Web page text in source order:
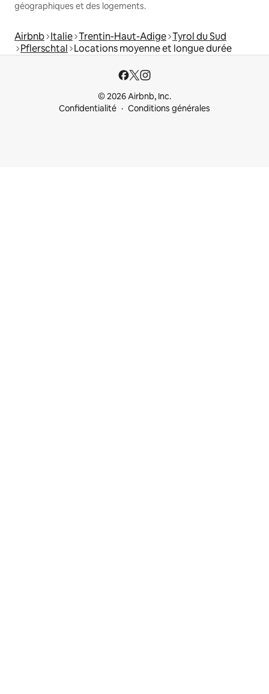
géographiques et des logements.
Airbnb Italie Trentin-Haut-Adige Tyrol du Sud
Pflerschtal Locations moyenne et longue durée
© 2026 Airbnb, Inc.
Confidentialité
Conditions générales